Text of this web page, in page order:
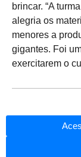
brincar. “A
alegria os
menores a
gigantes. Foi
exercitarem o